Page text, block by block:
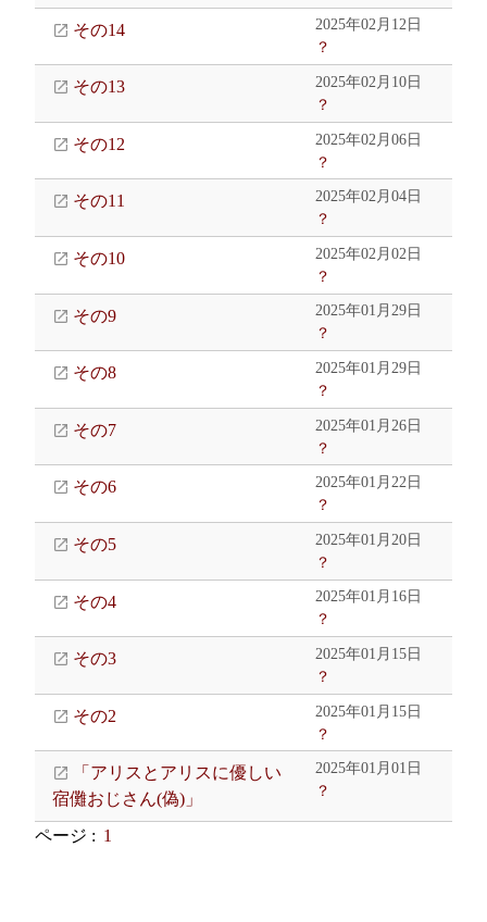
その14
2025年02月12日
？
その13
2025年02月10日
？
その12
2025年02月06日
？
その11
2025年02月04日
？
その10
2025年02月02日
？
その9
2025年01月29日
？
その8
2025年01月29日
？
その7
2025年01月26日
？
その6
2025年01月22日
？
その5
2025年01月20日
？
その4
2025年01月16日
？
その3
2025年01月15日
？
その2
2025年01月15日
？
「アリスとアリスに優しい
宿儺おじさん(偽)」
2025年01月01日
？
ページ : 1